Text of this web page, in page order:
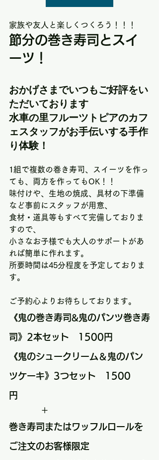
家族や友人と楽しくつくろう！！！
節分の巻き寿司とスイ
ーツ！
おかげさまでいつもご好評をい
ただいております
水車の里フルーツトピアのカフ
ェスタッフがお手伝いする手作
り体験！
1組で複数の巻き寿司、スイーツを作っ
ても、両方を作ってもOK！！
味付けや、生地の焼成、具材の下準備
など事前にスタッフが用意、
食材・道具等もすべて完備しておりま
すので、
小さなお子様でも大人のサポートがあ
れば簡単に作れます。
所要時間は45分程度を予定しておりま
す。
ご予約心よりお待ちしております。
《鬼の巻き寿司&鬼のパンツ巻き寿
司》2本セット　1500円
《鬼のシュークリーム＆鬼のパン
ツケーキ》3つセット　1500
円
＋
巻き寿司またはワッフルロールを
ご注文のお客様限定